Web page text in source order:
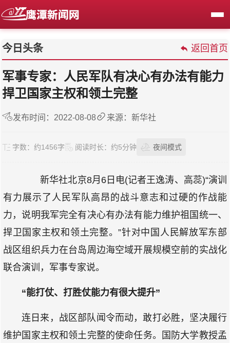
今日头条 返回首页
军事专家：人民军队有决心有办法有能力
捍卫国家主权和领土完整
发布时间：2022-08-08 来源：新华社
字数： 约1456字 阅读时长： 约5分钟 夜间模式
新华社北京8月6日电(记者王逸涛、高蕊)“演训
有力展示了人民军队高昂的战斗意志和过硬的作战能
力，说明我军完全有决心有办法有能力维护祖国统一、
捍卫国家主权和领土完整。”针对中国人民解放军东部
战区组织兵力在台岛周边海空域开展规模空前的实战化
联合演训，军事专家说。
“能打仗、打胜仗能力有很大提升”
连日来，战区部队闻令而动，敢打必胜，坚决履行
维护国家主权和领土完整的使命任务。国防大学教授孟